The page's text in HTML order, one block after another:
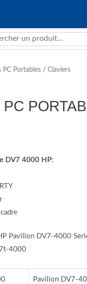
PC Portables/ Claviers
PC
DV7 4000 HP:
Pavilion DV7-4000
4000
Pavilion DV7-